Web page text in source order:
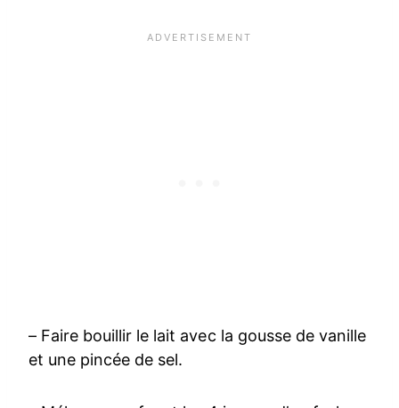
– Faire bouillir le lait avec la gousse de vanille
et une pincée de sel.